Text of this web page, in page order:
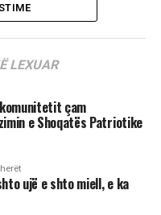
LEXUAR
çam
e Shoqatës Patriotike
ujë e shto miell, e ka